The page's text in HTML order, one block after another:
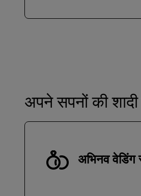
अपने सपनों की
अभिनव वेडिंग